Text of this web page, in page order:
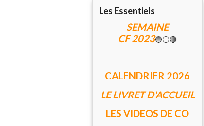
Les Essentiels
SEMAINE
CF 2023🔵⚪🔴
CALENDRIER 2026
LE LIVRET D'ACCUEIL
LES VIDEOS DE CO